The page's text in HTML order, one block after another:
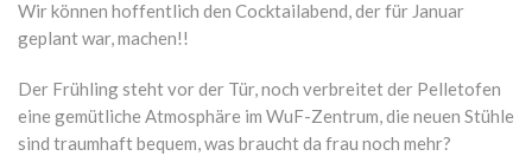
Wir können hoffentlich den Cocktailabend, der für Januar
geplant war, machen!!
Der Frühling steht vor der Tür, noch verbreitet der Pelletofen
eine gemütliche Atmosphäre im WuF-Zentrum, die neuen Stühle
sind traumhaft bequem, was braucht da frau noch mehr?